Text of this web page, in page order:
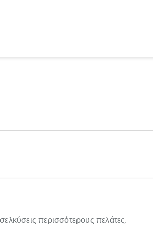
περισσότερους πελάτες.